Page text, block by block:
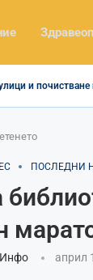
и почистване
ПОСЛЕДНИ
април